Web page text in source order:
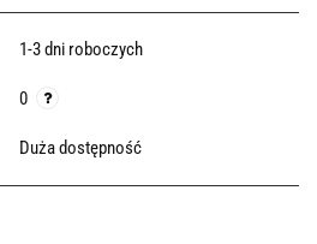
1-3 dni roboczych
0
Duża dostępność